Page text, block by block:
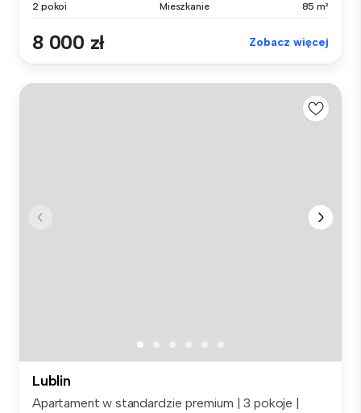
2 pokoi Mieszkanie 85 m²
8 000 zł Zobacz więcej
Lublin
Apartament w standardzie premium | 3 pokoje |